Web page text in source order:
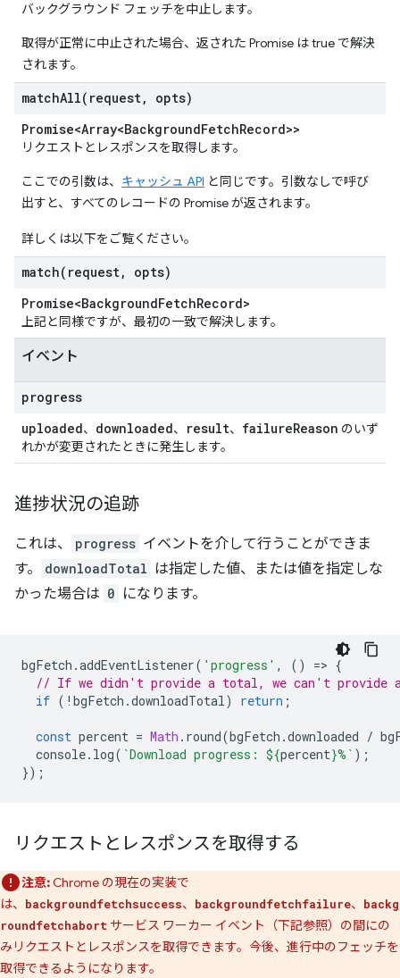
バックグラウンド フェッチを中止します。
取得が正常に中止された場合、返された Promise は true で解決
されます。
matchAll( request,
opts)
Promise<Array<BackgroundFetchRecord>>
リクエストとレスポンスを取得します。
ここでの引数は、 キャッシュ API と同じです。引数なしで呼び
出すと、すべてのレコードの Promise が返されます。
詳しくは以下をご覧ください。
match( request,
opts)
Promise<BackgroundFetchRecord>
上記と同様ですが、最初の一致で解決します。
イベント
progress
uploaded、 downloaded、 result、 failureReason のいず
れかが変更されたときに発生します。
進捗状況の追跡
これは、 progress イベントを介して行うことができま
す。
downloadTotal は指定した値、または値を指定しな
かった場合は 0 になります。
bgFetch .addEventListener( 'progress' , () => {
// If we didn't provide a total, we can't provide
if ( ! bgFetch .downloadTotal) return ;
const percent = Math . round(bgFetch .downloaded /
console. log( `Download progress: ${percent}%` );
});
リクエストとレスポンスを取得する
注意:Chrome の現在の実装で
は、
backgroundfetchsuccess、 backgroundfetchfailure、
backg
roundfetchabort サービス ワーカー イベント（下記参照）の間にの
みリクエストとレスポンスを取得できます。今後、進行中のフェッチを
取得できるようになります。